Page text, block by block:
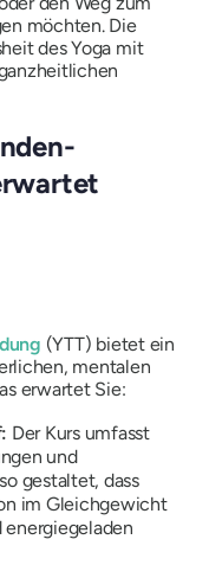
möchten. Die
des Yoga mit
(YTT) bietet ein
mentalen
erwartet Sie:
Der Kurs umfasst
und
gestaltet, dass
im Gleichgewicht